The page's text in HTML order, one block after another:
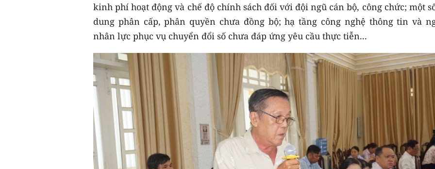
kinh phí hoạt động và chế độ chính sách đối với đội ngũ cán bộ, công chức; một
dung phân cấp, phân quyền chưa đồng bộ; hạ tầng công nghệ thông tin và
nhân lực phục vụ chuyển đổi số chưa đáp ứng yêu cầu thực tiễn...